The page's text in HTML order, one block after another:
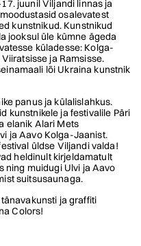
juunil Viljandi linnas ja
osalevatest
kunstnikud. Kunstnikud
jooksul üle kümne ägeda
küladesse: Kolga-
ja Ramsisse.
lõi Ukraina kunstnik
panus ja külalislahkus.
kunstnikele ja festivalile Päri
elanik Alari Mets
ja Aavo Kolga-Jaanist.
üldse Viljandi valda!
heldinult kirjeldamatult
ning muidugi Ulvi ja Aavo
suitsusaunaga.
ja graffiti
Colors!